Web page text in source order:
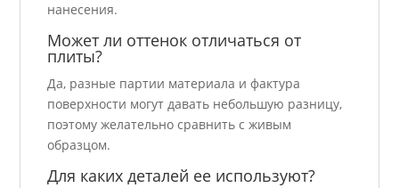
нанесения.
Может ли оттенок отличаться от
плиты?
Да, разные партии материала и фактура
поверхности могут давать небольшую разницу,
поэтому желательно сравнить с живым
образцом.
Для каких деталей ее используют?